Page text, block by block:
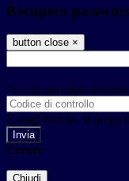
Recupero
button close ×
Non hai una e-mail
E-mail inviata, si prega
Errore
Chiudi